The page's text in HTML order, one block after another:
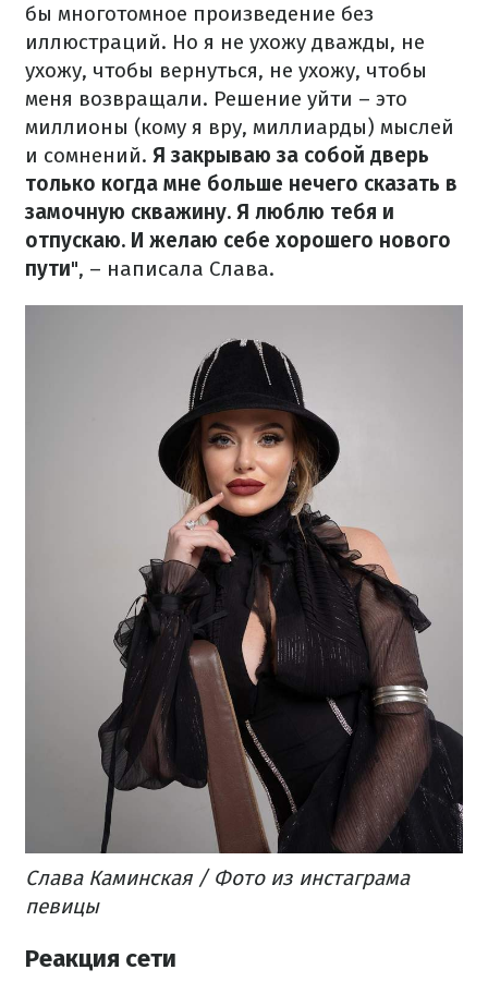
бы многотомное произведение без
иллюстраций. Но я не ухожу дважды, не
ухожу, чтобы вернуться, не ухожу, чтобы
меня возвращали. Решение уйти – это
миллионы (кому я вру, миллиарды) мыслей
и сомнений. Я закрываю за собой дверь
только когда мне больше нечего сказать в
замочную скважину. Я люблю тебя и
отпускаю. И желаю себе хорошего нового
пути", – написала Слава.
Слава Каминская / Фото из инстаграма
певицы
Реакция сети